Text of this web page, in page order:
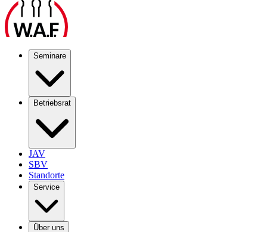
Seminare
Betriebsrat
JAV
SBV
Standorte
Service
Über uns